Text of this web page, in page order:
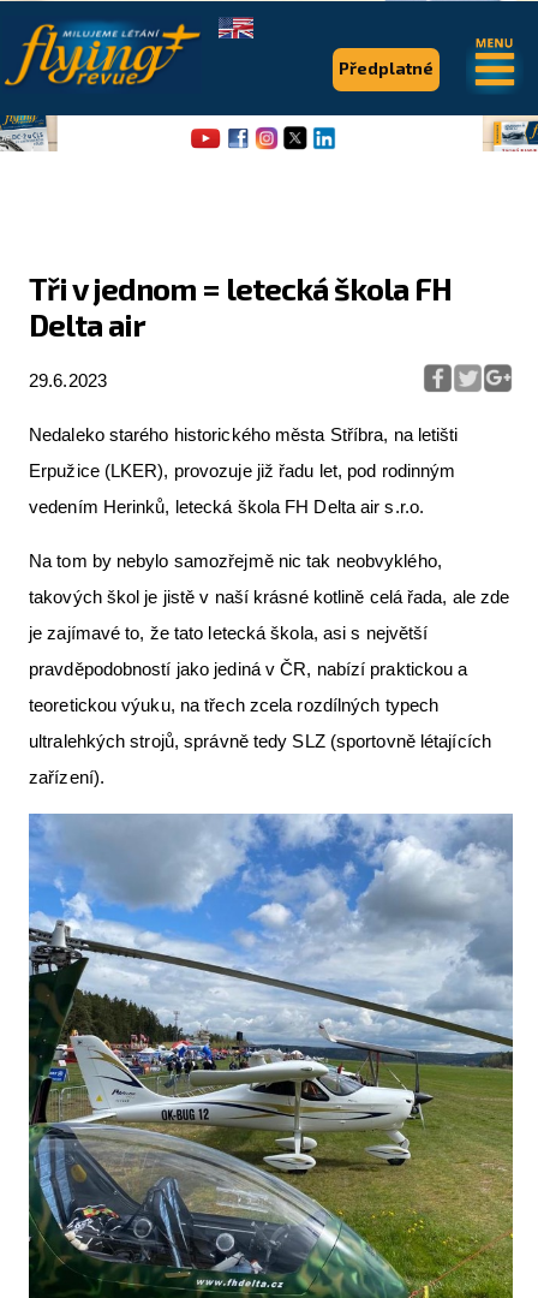
Tři v jednom = letecká škola FH
Delta air
29.6.2023
Nedaleko starého historického města Stříbra, na letišti
Erpužice (LKER), provozuje již řadu let, pod rodinným
vedením Herinků, letecká škola FH Delta air s.r.o.
Na tom by nebylo samozřejmě nic tak neobvyklého,
takových škol je jistě v naší krásné kotlině celá řada, ale zde
je zajímavé to, že tato letecká škola, asi s největší
pravděpodobností jako jediná v ČR, nabízí praktickou a
teoretickou výuku, na třech zcela rozdílných typech
ultralehkých strojů, správně tedy SLZ (sportovně létajících
zařízení).
Předplatné
.
Pro piloty
Série & speciály
Letecká videa
Letecká muzea
VFR Communication app
The SAFE Guide app
Inzerujte s námi
E-SHOP